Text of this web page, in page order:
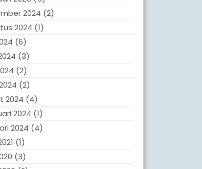
2024 (2)
2024 (1)
(6)
(3)
(2)
(2)
2024 (4)
2024 (1)
2024 (4)
(1)
(3)